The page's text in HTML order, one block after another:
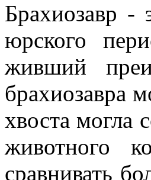
Брахиозавр -
юрского
живший
брахиозавра
хвоста могла
животного
сравнивать